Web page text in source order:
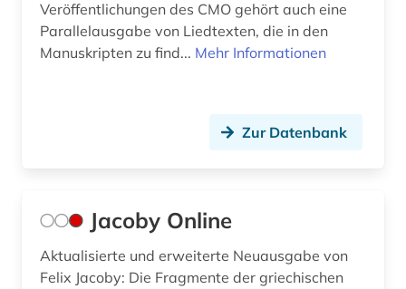
Veröffentlichungen des CMO gehört auch eine
Parallelausgabe von Liedtexten, die in den
Manuskripten zu find... Mehr Informationen
Zur Datenbank
Jacoby Online
Aktualisierte und erweiterte Neuausgabe von
Felix Jacoby: Die Fragmente der griechischen